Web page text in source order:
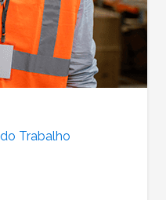
Trabalho